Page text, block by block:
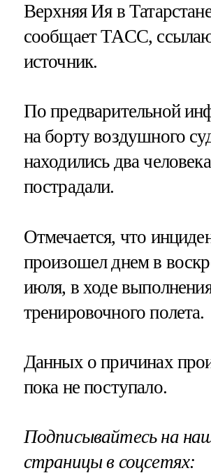
Верхняя Ия в
сообщает ТАСС,
источник.
По предварительной
на борту воздушного
находились два
пострадали.
Отмечается, что
произошел днем в
июля, в ходе
тренировочного полета.
Данных о причинах
пока не поступало.
Подписывайтесь на
страницы в соцсетях: